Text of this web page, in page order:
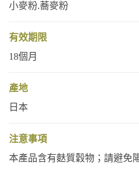
小麥粉.蕎麥粉
有效期限
18個月
產地
日本
注意事項
本產品含有麩質穀物；請避免